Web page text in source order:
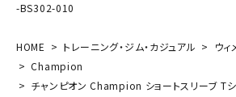
-BS302-010
HOME トレーニング・ジム・カジュアル
ウィ
Champion
チャンピオン Champion ショートスリーブ T